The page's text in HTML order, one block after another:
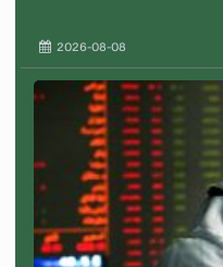
2026-08-08